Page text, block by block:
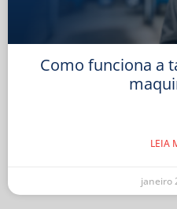
Como funciona a
LEIA
janeiro